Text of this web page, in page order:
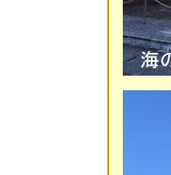
西